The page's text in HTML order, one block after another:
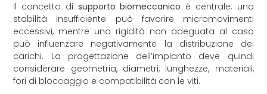
Il concetto di supporto biomeccanico è centrale: una
stabilità insufficiente può favorire micromovimenti
eccessivi, mentre una rigidità non adeguata al caso
può influenzare negativamente la distribuzione dei
carichi. La progettazione dell’impianto deve quindi
considerare geometria, diametri, lunghezze, materiali,
fori di bloccaggio e compatibilità con le viti.